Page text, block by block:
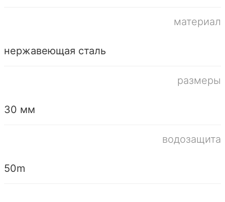
материал
нержавеющая сталь
размеры
30 мм
водозащита
50m